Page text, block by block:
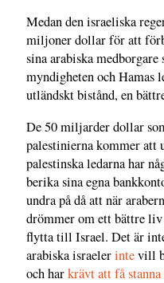
Medan den israeliska
miljoner dollar för att
sina arabiska
myndigheten och Hamas
utländskt bistånd, en
De 50 miljarder dollar
palestinierna kommer att
palestinska ledarna har
berika sina egna
undra på då att när
drömmer om ett bättre
flytta till Israel. Det är
arabiska israelerintevill
och harkrävt att få